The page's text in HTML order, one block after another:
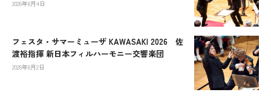
2026年8月4日
フェスタ・サマーミューザ KAWASAKI 2026 佐
渡裕指揮 新日本フィルハーモニー交響楽団
2026年8月2日